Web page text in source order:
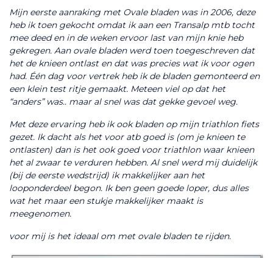
Mijn eerste aanraking met Ovale bladen was in 2006, deze
heb ik toen gekocht omdat ik aan een Transalp mtb tocht
mee deed en in de weken ervoor last van mijn knie heb
gekregen. Aan ovale bladen werd toen toegeschreven dat
het de knieen ontlast en dat was precies wat ik voor ogen
had. Één dag voor vertrek heb ik de bladen gemonteerd en
een klein test ritje gemaakt. Meteen viel op dat het
“anders” was.. maar al snel was dat gekke gevoel weg.
Met deze ervaring heb ik ook bladen op mijn triathlon fiets
gezet. Ik dacht als het voor atb goed is (om je knieen te
ontlasten) dan is het ook goed voor triathlon waar knieen
het al zwaar te verduren hebben. Al snel werd mij duidelijk
(bij de eerste wedstrijd) ik makkelijker aan het
looponderdeel begon. Ik ben geen goede loper, dus alles
wat het maar een stukje makkelijker maakt is
meegenomen.
voor mij is het ideaal om met ovale bladen te rijden.